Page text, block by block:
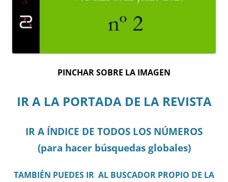
PINCHAR SOBRE LA IMAGEN
IR A LA PORTADA DE LA REVISTA
IR A ÍNDICE DE TODOS LOS NÚMEROS
(para hacer búsquedas globales)
TAMBIÉN PUEDES IR AL BUSCADOR PROPIO DE LA